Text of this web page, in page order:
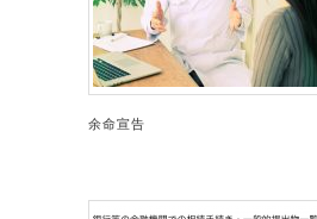
余命宣告